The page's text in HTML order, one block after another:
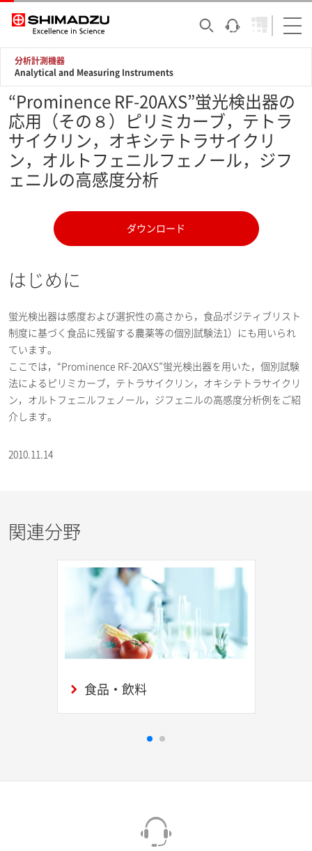
分析計測機器
Analytical and Measuring Instruments
“Prominence RF-20AXS”蛍光検出器の
応用（その８）ピリミカーブ，テトラ
サイクリン，オキシテトラサイクリ
ン，オルトフェニルフェノール，ジフ
ェニルの高感度分析
ダウンロード
はじめに
蛍光検出器は感度および選択性の高さから，食品ポジティブリスト
制度に基づく食品に残留する農薬等の個別試験法1）にも用いられ
ています。
ここでは，“Prominence RF-20AXS”蛍光検出器を用いた，個別試験
法によるピリミカーブ，テトラサイクリン，オキシテトラサイクリ
ン，オルトフェニルフェノール，ジフェニルの高感度分析例をご紹
介します。
2010.11.14
関連分野
食品・飲料